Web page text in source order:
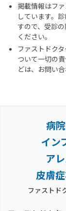
掲載情報はフ
しています。
すので、受診
ください。
ファストドク
ついて一切の
どは、お問い
病
イン
ア
皮膚
ファストド